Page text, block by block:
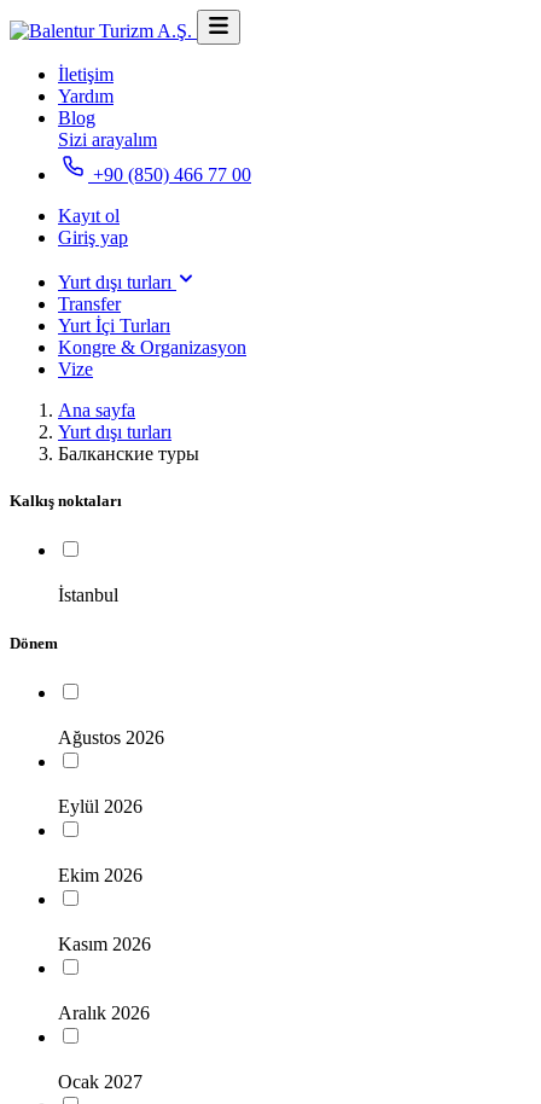
İletişim
Yardım
Blog
Sizi arayalım
+90 (850) 466 77 00
Kayıt ol
Giriş yap
Yurt dışı turları
Transfer
Yurt İçi Turları
Kongre & Organizasyon
Vize
Ana sayfa
Yurt dışı turları
Балканские туры
Kalkış noktaları
İstanbul
Dönem
Ağustos 2026
Eylül 2026
Ekim 2026
Kasım 2026
Aralık 2026
Ocak 2027